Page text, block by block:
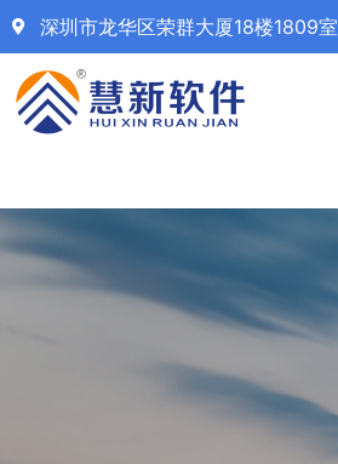
深圳市龙华区荣群大厦18楼1809室